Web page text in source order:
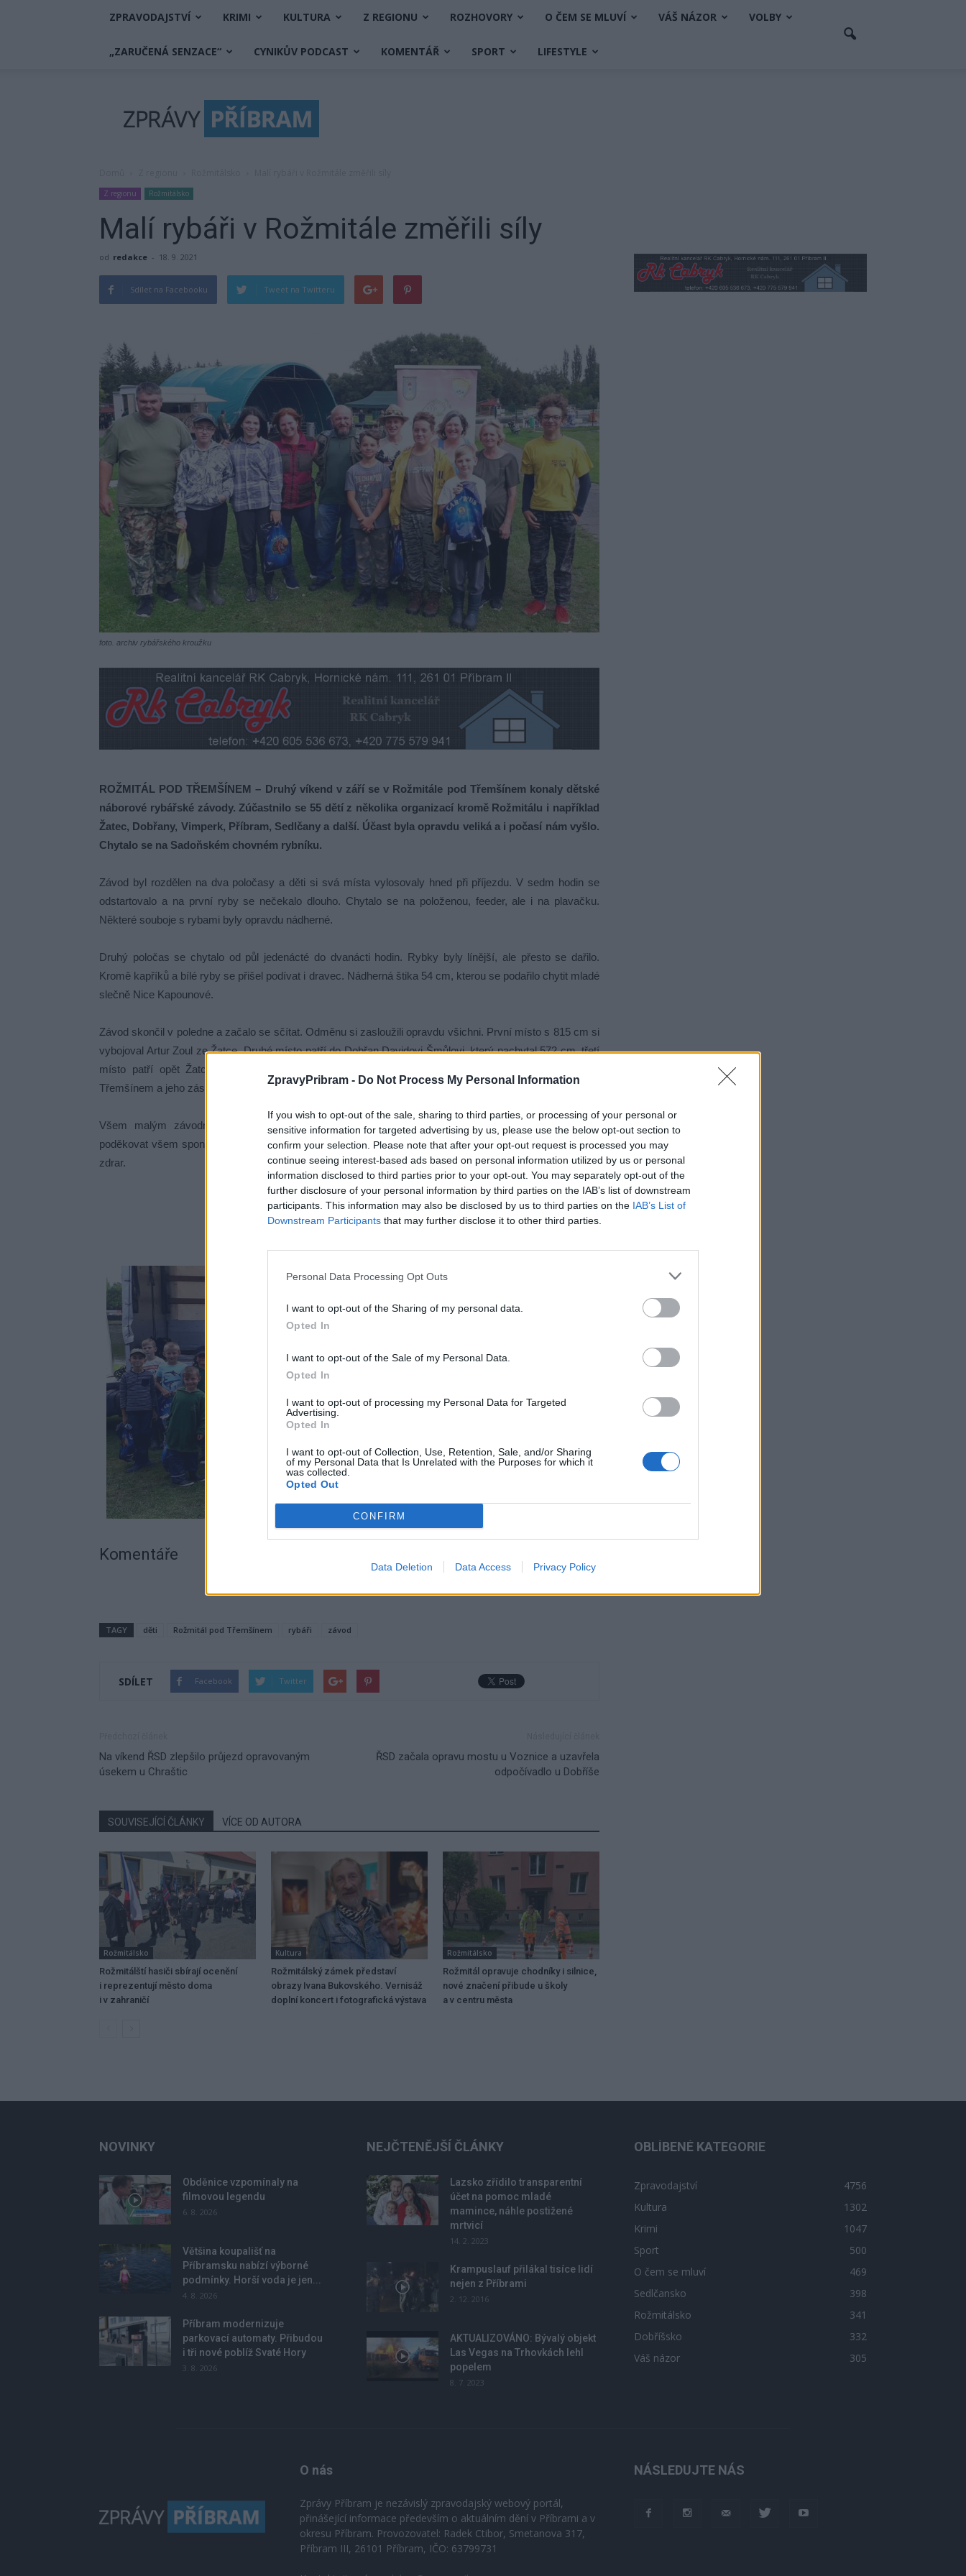
ZpravyPribram - Do Not Process My Personal Information
If you wish to opt-out of the sale, sharing to third parties, or processing of your personal or
sensitive information for targeted advertising by us, please use the below opt-out section to
confirm your selection. Please note that after your opt-out request is processed you may
continue seeing interest-based ads based on personal information utilized by us or personal
information disclosed to third parties prior to your opt-out. You may separately opt-out of the
further disclosure of your personal information by third parties on the IAB’s list of downstream
participants. This information may also be disclosed by us to third parties on the IAB’s List of
Downstream Participants that may further disclose it to other third parties.
Personal Data Processing Opt Outs
I want to opt-out of the Sharing of my personal data.
Opted In
I want to opt-out of the Sale of my Personal Data.
Opted In
I want to opt-out of processing my Personal Data for Targeted
Advertising.
Opted In
I want to opt-out of Collection, Use, Retention, Sale, and/or Sharing
of my Personal Data that Is Unrelated with the Purposes for which it
was collected.
Opted Out
CONFIRM
Data Deletion Data Access Privacy Policy
ZPRAVODAJSTVÍ KRIMI KULTURA Z REGIONU ROZHOVORY O ČEM SE MLUVÍ VÁŠ NÁZOR VOLBY
„ZARUČENÁ SENZACE“ CYNIKŮV PODCAST KOMENTÁŘ SPORT LIFESTYLE
Příbram
Z regionu Rožmitálsko
Malí rybáři v Rožmitále změřili síly
od redakce - 18. 9. 2021
Sdílet na Facebooku Tweet na Twitteru
foto. archiv rybářského kroužku
ROŽMITÁL POD TŘEMŠÍNEM – Druhý víkend v září se v Rožmitále pod Třemšínem konaly dětské
náborové rybářské závody. Zúčastnilo se 55 dětí z několika organizací kromě Rožmitálu i například
Žatec, Dobřany, Vimperk, Příbram, Sedlčany a další. Účast byla opravdu veliká a i počasí nám vyšlo.
Chytalo se na Sadoňském chovném rybníku.
Závod byl rozdělen na dva poločasy a děti si svá místa vylosovaly hned při příjezdu. V sedm hodin se
odstartovalo a na první ryby se nečekalo dlouho. Chytalo se na položenou, feeder, ale i na plavačku.
Některé souboje s rybami byly opravdu nádherné.
Druhý poločas se chytalo od půl jedenácté do dvanácti hodin. Rybky byly línější, ale přesto se dařilo.
Kromě kapříků a bílé ryby se přišel podívat i dravec. Nádherná štika 54 cm, kterou se podařilo chytit mladé
slečně Nice Kapounové.
Závod skončil v poledne a začalo se sčítat. Odměnu si zasloužili opravdu všichni. První místo s 815 cm si
vybojoval Artur Zoul ze Žatce, Druhé místo patří do Dobřan Davidovi Šmůlovi, který nachytal 572 cm, třetí
místo patří opět Žatci a to Davidovi Charvátovi s 407 cm. Krásné čtvrté místo má Rožmitál pod
Třemšínem a jeho zástupce Radek Kasík a další rožmitálský je na šestém místě Karel Jeníček.
Všem malým závodníkům gratulujeme a děkujeme za skvělou atmosféru. Hrozně bychom chtěli
poděkovat všem sponzorům, kteří nám umožnili vykouzlit tolik dětských úsměvů na jejich tvářích. Petrův
zdrar.
Jaroslava Nassová,
Komentáře
TAGY děti Rožmitál pod Třemšínem rybáři závod
SDÍLET Facebook Twitter
Na víkend ŘSD zlepšilo průjezd opravovaným
úsekem u Chraštic
ŘSD začala opravu mostu u Voznice a uzavřela
odpočívadlo u Dobříše
SOUVISEJÍCÍ ČLÁNKY VÍCE OD AUTORA
Rožmitálsko
Rožmitálští hasiči sbírají ocenění
i reprezentují město doma
i v zahraničí
Kultura
Rožmitálský zámek představí
obrazy Ivana Bukovského. Vernisáž
doplní koncert i fotografická výstava
Rožmitálsko
Rožmitál opravuje chodníky i silnice,
nové značení přibude u školy
a v centru města
NOVINKY
Obděnice vzpomínaly na
filmovou legendu
6. 8. 2026
Většina koupališť na
Příbramsku nabízí výborné
podmínky. Horší voda je jen...
4. 8. 2026
Příbram modernizuje
parkovací automaty. Přibudou
i tři nové poblíž Svaté Hory
3. 8. 2026
NEJČTENĚJŠÍ ČLÁNKY
Lazsko zřídilo transparentní
účet na pomoc mladé
mamince, náhle postižené
mrtvicí
14. 2. 2023
Krampuslauf přilákal tisíce lidí
nejen z Příbrami
2. 12. 2016
AKTUALIZOVÁNO: Bývalý objekt
Las Vegas na Trhovkách lehl
popelem
8. 7. 2023
OBLÍBENÉ KATEGORIE
Zpravodajství
4756
Kultura
1302
Krimi
1047
Sport
500
O čem se mluví
469
Sedlčansko
398
Rožmitálsko
341
Dobříšsko
332
Váš názor
305
O nás
Zprávy Příbram je nezávislý zpravodajský webový portál,
přinášející informace především o aktuálním dění v Příbrami a v
okresu Příbram. Provozovatel: Radek Ctibor, Smetanova 317,
Příbram III, 26101 Příbram, IČO: 63799731
NÁSLEDUJTE NÁS